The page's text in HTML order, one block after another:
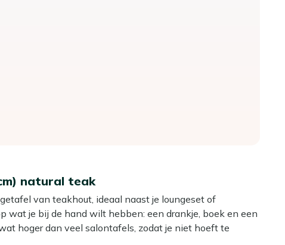
natural teak
van teakhout, ideaal naast je loungeset of
wat je bij de hand wilt hebben: een drankje, boek en een
hoger dan veel salontafels, zodat je niet hoeft te